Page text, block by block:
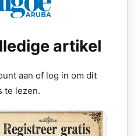
artikel
aan of log in om dit
te lezen.